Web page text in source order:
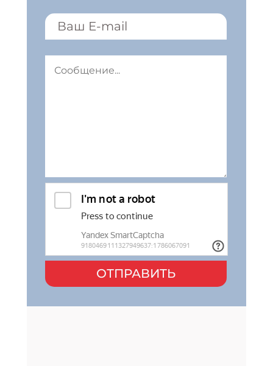
ОТПРАВИТЬ